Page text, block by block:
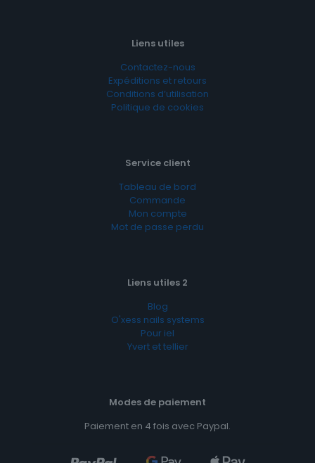
Liens utiles
Contactez-nous
Expéditions et retours
Conditions d’utilisation
Politique de cookies
Service client
Tableau de bord
Commande
Mon compte
Mot de passe perdu
Liens utiles 2
Blog
O'xess nails systems
Pour iel
Yvert et tellier
Modes de paiement
Paiement en 4 fois avec Paypal.